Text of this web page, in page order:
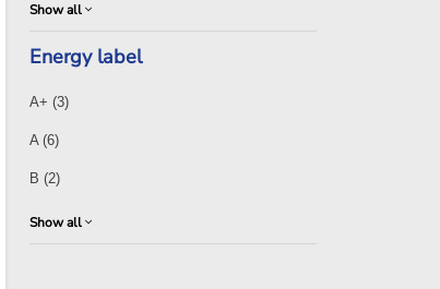
Show all
Energy label
A+ (3)
A (6)
B (2)
Show all